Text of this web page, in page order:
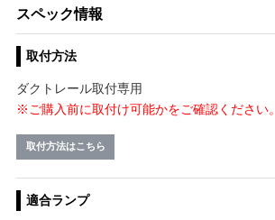
スペック情報
取付方法
ダクトレール取付専用
※ご購入前に取付け可能かをご確認ください。
取付方法はこちら
適合ランプ